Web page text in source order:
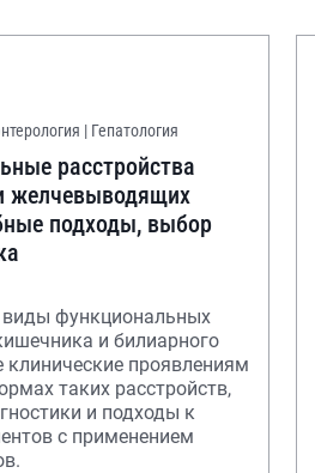
| Гепатология
расстройства
желчевыводящих
подходы, выбор
функциональных
и билиарного
клинические проявлениям
таких расстройств,
и подходы к
с применением